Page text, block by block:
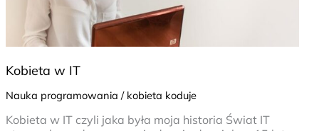
Kobieta w IT
Nauka programowania / kobieta koduje
Kobieta w IT czyli jaka była moja historia Świat IT